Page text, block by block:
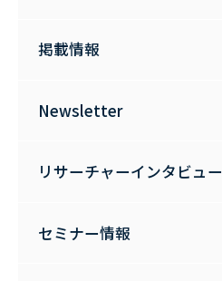
掲載情報
Newsletter
リサーチャーインタビュー
セミナー情報